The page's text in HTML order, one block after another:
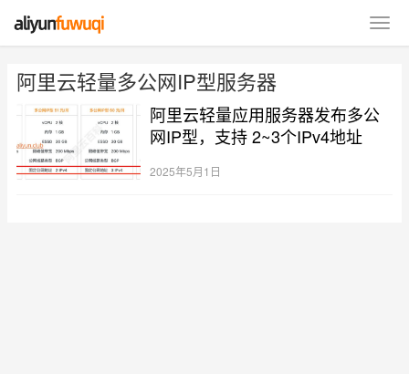
阿里云轻量多公网IP型服务器
阿里云轻量应用服务器发布多公
网IP型，支持 2~3个IPv4地址
2025年5月1日